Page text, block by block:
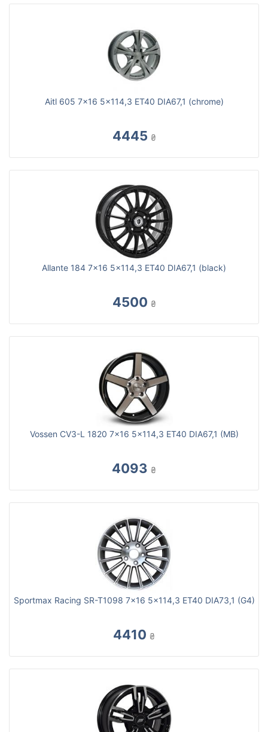
Aitl 605 7x16 5x114,3 ET40 DIA67,1 (chrome)
4445 ₴
Allante 184 7x16 5x114,3 ET40 DIA67,1 (black)
4500 ₴
Vossen CV3-L 1820 7x16 5x114,3 ET40 DIA67,1 (MB)
4093 ₴
Sportmax Racing SR-T1098 7x16 5x114,3 ET40 DIA73,1 (G4)
4410 ₴